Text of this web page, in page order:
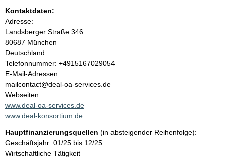
n
h
a
l
t
Kontaktdaten:
Adresse:
Landsberger Straße 346
80687 München
Deutschland
K
o
n
t
a
k
i
n
f
Telefonnummer: +4915167029054
E-Mail-Adressen:
mailcontact@deal-oa-services.de
Webseiten:
www.deal-oa-services.de
www.deal-konsortium.de
Hauptfinanzierungsquellen (in absteigender Reihenfolge):
Geschäftsjahr: 01/25 bis 12/25
Wirtschaftliche Tätigkeit